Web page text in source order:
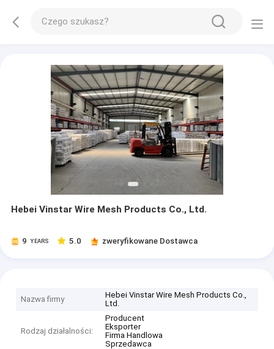
Hebei Vinstar Wire Mesh Products Co., Ltd.
9 YEARS 5.0 zweryfikowane Dostawca
Nazwa firmy
Hebei Vinstar Wire Mesh Products Co.,
Ltd.
Rodzaj działalności:
Producent
Eksporter
Firma Handlowa
Sprzedawca